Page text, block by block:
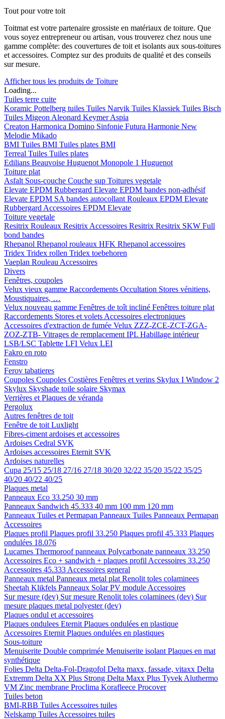
Tout pour votre toit
Toitmat est votre partenaire grossiste en matériaux de toiture. Que
vous soyez entrepreneur ou artisan, vous trouverez chez nous une
gamme complète: des couvertures de toit et isolants aux sous-toitures
et accessoires. Comptez sur des produits de qualité et des conseils
sur mesure.
Afficher tous les produits de Toiture
Loading...
Tuiles terre cuite
Koramic Pottelberg tuiles Tuiles Narvik Tuiles Klassiek Tuiles Bisch
Tuiles Migeon Aleonard KeymerAspia
Creaton Harmonica Domino Sinfonie Futura Harmonie New
Melodie Mikado
BMI Tuiles BMI Tuiles plates BMI
Terreal Tuiles Tuiles plates
Edilians Beauvoise Huguenot Monopole 1 Huguenot
Toiture plat
Asfalt Sous-couche Couche sup Toitures vegetale
Elevate EPDM Rubbergard Elevate EPDM bandes non-adhésif
Elevate EPDM SA bandes autocollant Rouleaux EPDM Elevate
Rubbergard Accessoires EPDM Elevate
Toiture vegetale
Resitrix Rouleaux Resitrix Accessoires Resitrix Resitrix SKW Full
bond bandes
Rhepanol Rhepanol rouleaux HFK Rhepanol accessoires
Tridex Tridex rollen Tridex toebehoren
Vaeplan Rouleau Accessoires
Divers
Fenêtres, coupoles
Velux vieux gamme Raccordements Occultation Stores vénitiens,
Moustiquaires, …
Velux nouveau gamme Fenêtres de toît incliné Fenêtres toiture plat
Raccordements Stores et volets Accessoires electroniques
Accessoires d'extraction de fumée Velux ZZZ-ZCE-ZCT-ZGA-
ZOZ-ZTB- Vitrages de remplacement IPL Habillage intérieur
LSB/LSC Tablette LFI Velux LEI
Fakro en roto
Fenstro
Ferov tabatieres
Coupoles Coupoles Costières Fenêtres et verins Skylux I Window 2
Skylux Skyshade toile solaire Skymax
Verrières et Plaques de véranda
Pergolux
Autres fenêtres de toit
Fenêtre de toit Luxlight
Fibres-ciment ardoises et accessoires
Ardoises Cedral SVK
Ardoises accessoires Eternit SVK
Ardoises naturelles
Cupa 25/15 25/18 27/16 27/18 30/20 32/22 35/20 35/22 35/25
40/20 40/22 40/25
Plaques metal
Panneaux Eco 33.250 30 mm
Panneaux Sandwich 45.333 40 mm 100 mm 120 mm
Panneaux Tuiles et Permapan Panneaux Tuiles Panneaux Permapan
Accessoires
Plaques profil Plaques profil 33.250 Plaques profil 45.333 Plaques
ondulées 18.076
Lucarnes Thermoroof panneaux Polycarbonate panneaux 33.250
Accessoires Eco + sandwich + plaques profil Accessoires 33.250
Accessoires 45.333 Accessoires general
Panneaux metal Panneaux metal plat Renolit toles colaminees
Sheetah Klikfels Panneaux Solar PV module Accessoires
Sur mesure (dev) Sur mesure Renolit toles colaminees (dev) Sur
mesure plaques metal polyester (dev)
Plaques ondul et accessoires
Plaques ondulees Eternit Plaques ondulées en plastique
Accessoires Eternit Plaques ondulées en plastiques
Sous-toiture
Menuiserite Double comprimée Menuiserite isolant Plaques en mat
synthétique
Folies Delta Delta-Fol-Dragofol Delta maxx, fassade, vitaxx Delta
Extremm Delta XX Plus Strong Delta Maxx Plus Tyvek Aluthermo
VM Zinc membrane Proclima Korafleece Procover
Tuiles beton
BMI-RBB Tuiles Accessoires tuiles
Nelskamp Tuiles Accessoires tuiles